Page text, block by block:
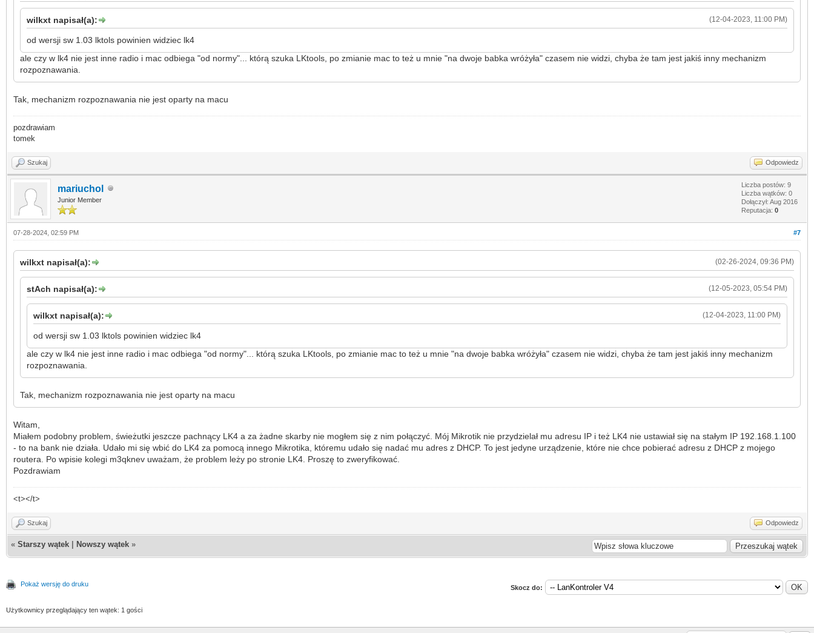
(12-04-2023, 11:00 PM)
wilkxt napisał(a):
od wersji sw 1.03 lktols powinien widziec lk4
ale czy w lk4 nie jest inne radio i mac odbiega "od normy"... którą szuka LKtools, po zmianie mac to też u mnie "na dwoje babka wróżyła" czasem nie widzi, chyba że tam jest jakiś inny mechanizm
rozpoznawania.
Tak, mechanizm rozpoznawania nie jest oparty na macu
pozdrawiam
tomek
Szukaj Odpowiedz
mariuchol
Junior Member
Liczba postów: 9
Liczba wątków: 0
Dołączył: Aug 2016
Reputacja: 0
#7
07-28-2024, 02:59 PM
(02-26-2024, 09:36 PM)
wilkxt napisał(a):
(12-05-2023, 05:54 PM)
stAch napisał(a):
(12-04-2023, 11:00 PM)
wilkxt napisał(a):
od wersji sw 1.03 lktols powinien widziec lk4
ale czy w lk4 nie jest inne radio i mac odbiega "od normy"... którą szuka LKtools, po zmianie mac to też u mnie "na dwoje babka wróżyła" czasem nie widzi, chyba że tam jest jakiś inny mechanizm
rozpoznawania.
Tak, mechanizm rozpoznawania nie jest oparty na macu
Witam,
Miałem podobny problem, świeżutki jeszcze pachnący LK4 a za żadne skarby nie mogłem się z nim połączyć. Mój Mikrotik nie przydzielał mu adresu IP i też LK4 nie ustawiał się na stałym IP 192.168.1.100
- to na bank nie działa. Udało mi się wbić do LK4 za pomocą innego Mikrotika, któremu udało się nadać mu adres z DHCP. To jest jedyne urządzenie, które nie chce pobierać adresu z DHCP z mojego
routera. Po wpisie kolegi m3qknev uważam, że problem leży po stronie LK4. Proszę to zweryfikować.
Pozdrawiam
<t></t>
Szukaj Odpowiedz
« Starszy wątek Nowszy wątek »
Pokaż wersję do druku Skocz do:
Użytkownicy przeglądający ten wątek: 1 gości